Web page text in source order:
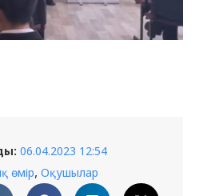
06.04.2023 12:54
өмір, Оқушылар